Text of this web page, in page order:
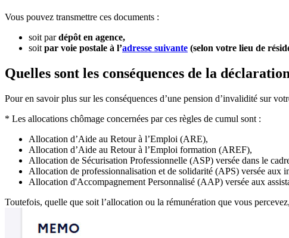
Vous pouvez transmettre ces documents :
soit pardépôt en agence,
soit par voie postale à l’adresse suivante (selon votre lieu de
Quelles sont les conséquences de la
Pour en savoir plus sur les conséquences d’une pension d’invalidité sur
* Les allocations chômage concernées par ces règles de cumul sont :
Allocation d’Aide au Retour à l’Emploi (ARE),
Allocation d’Aide au Retour à l’Emploi formation (AREF),
Allocation de Sécurisation Professionnelle (ASP) versée dans le
Allocation de professionnalisation et de solidarité (APS) versée aux
Allocation d'Accompagnement Personnalisé (AAP) versée aux
Toutefois, quelle que soit l’allocation ou la rémunération que vous